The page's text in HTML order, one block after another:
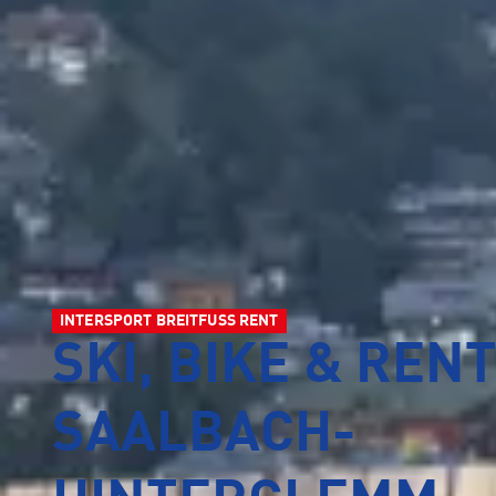
INTERSPORT BREITFUSS RENT
SKI, BIKE &
SAALBACH-